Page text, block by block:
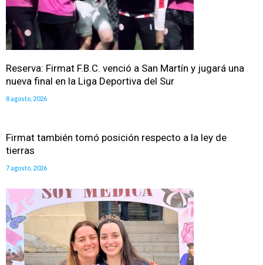
Reserva: Firmat F.B.C. venció a San Martín y jugará una
nueva final en la Liga Deportiva del Sur
8 agosto, 2026
Firmat también tomó posición respecto a la ley de
tierras
7 agosto, 2026